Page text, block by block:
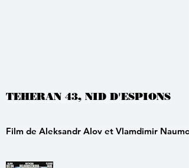
TEHERAN 43, NID D'ESPIONS
Film de Aleksandr Alov et Vlamdimir Naumov